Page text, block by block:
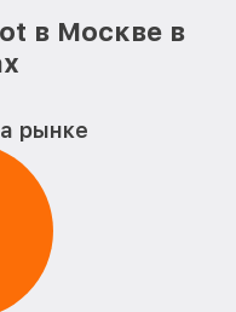
в Москве в
рынке